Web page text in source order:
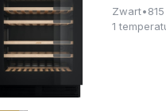
Zwart•
1